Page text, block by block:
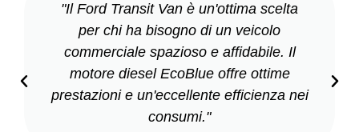
"Il Ford Transit Van è un'ottima scelta
per chi ha bisogno di un veicolo
commerciale spazioso e affidabile. Il
motore diesel EcoBlue offre ottime
prestazioni e un'eccellente efficienza nei
consumi."